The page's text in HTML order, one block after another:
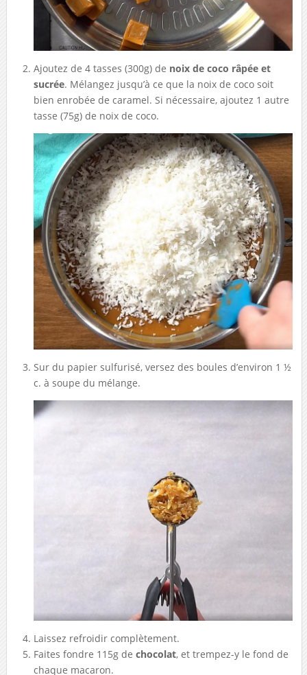
Ajoutez de 4 tasses (300g) de noix de coco râpée et
sucrée. Mélangez jusqu’à ce que la noix de coco soit
bien enrobée de caramel. Si nécessaire, ajoutez 1 autre
tasse (75g) de noix de coco.
Sur du papier sulfurisé, versez des boules d’environ 1 ½
c. à soupe du mélange.
Laissez refroidir complètement.
Faites fondre 115g dechocolat, et trempez-y le fond de
chaque macaron.